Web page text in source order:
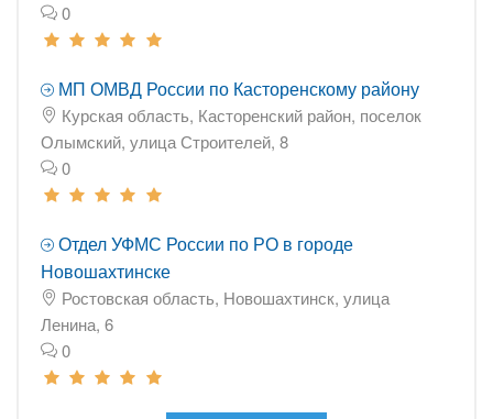
0
МП ОМВД России по Касторенскому району
Курская область, Касторенский район, поселок
Олымский, улица Строителей, 8
0
Отдел УФМС России по РО в городе
Новошахтинске
Ростовская область, Новошахтинск, улица
Ленина, 6
0